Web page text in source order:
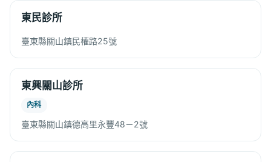
東民診所
臺東縣關山鎮民權路25號
東興關山診所
內科
臺東縣關山鎮德高里永豐48－2號